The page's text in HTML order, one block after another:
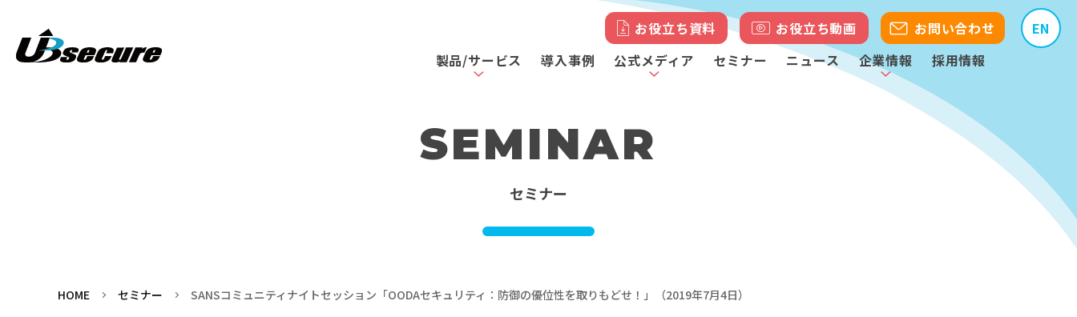
お役立ち資料 お役立ち動画 お問い合わせ
EN
製品/サービス
導入事例 公式メディア セミナー ニュース 企業情報 採用情報
SEMINAR
セミナー
HOME セミナー SANSコミュニティナイトセッション「OODAセキュリティ：防御の優位性を取りもどせ！」（2019年7月4日）